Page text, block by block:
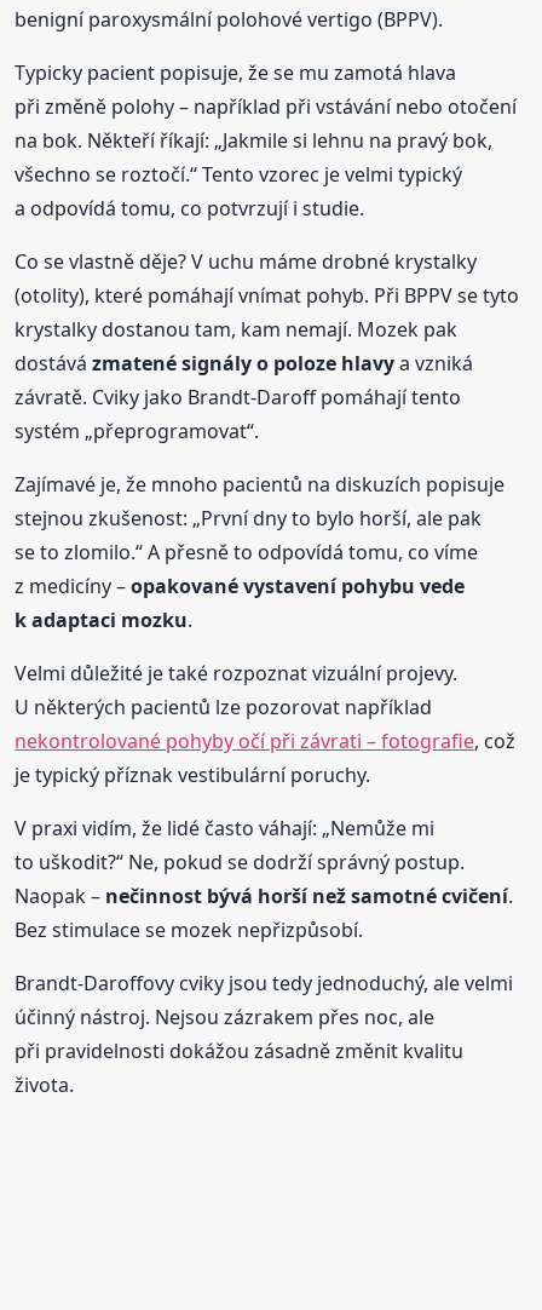
benigní paroxysmální polohové vertigo (BPPV).
Typicky pacient popisuje, že se mu zamotá hlava
při změně polohy – například při vstávání nebo otočení
na bok. Někteří říkají: „Jakmile si lehnu na pravý bok,
všechno se roztočí.“ Tento vzorec je velmi typický
a odpovídá tomu, co potvrzují i studie.
Co se vlastně děje? V uchu máme drobné krystalky
(otolity), které pomáhají vnímat pohyb. Při BPPV se tyto
krystalky dostanou tam, kam nemají. Mozek pak
dostávázmatené signály o poloze hlavya vzniká
závratě. Cviky jako Brandt-Daroff pomáhají tento
systém „přeprogramovat“.
Zajímavé je, že mnoho pacientů na diskuzích popisuje
stejnou zkušenost: „První dny to bylo horší, ale pak
se to zlomilo.“ A přesně to odpovídá tomu, co víme
z medicíny –opakované vystavení pohybu vede
k adaptaci mozku.
Velmi důležité je také rozpoznat vizuální projevy.
U některých pacientů lze pozorovat například
nekontrolované pohyby očí při závrati – fotografie, což
je typický příznak vestibulární poruchy.
V praxi vidím, že lidé často váhají: „Nemůže mi
to uškodit?“ Ne, pokud se dodrží správný postup.
Naopak – nečinnost bývá horší než samotné cvičení.
Bez stimulace se mozek nepřizpůsobí.
Brandt-Daroffovy cviky jsou tedy jednoduchý, ale velmi
účinný nástroj. Nejsou zázrakem přes noc, ale
při pravidelnosti dokážou zásadně změnit kvalitu
života.